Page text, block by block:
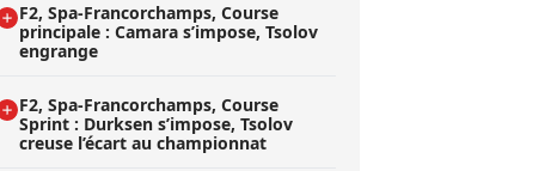
F2, Spa-Francorchamps, Course
principale : Camara s’impose, Tsolov
engrange
F2, Spa-Francorchamps, Course
Sprint : Durksen s’impose, Tsolov
creuse l’écart au championnat